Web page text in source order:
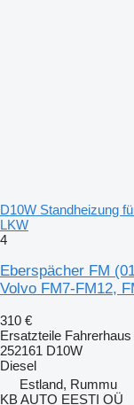
D10W Standheizung
LKW
4
Eberspächer FM
Volvo FM7-FM12,
310 €
Ersatzteile
252161 D10W
Diesel
Estland, Rummu
KB AUTO EESTI OÜ